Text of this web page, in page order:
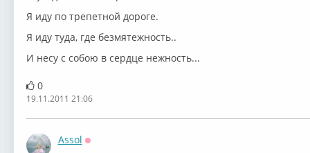
Я иду по трепетной дороге.
Я иду туда, где безмятежность..
И несу с собою в сердце нежность...
0
19.11.2011 21:06
Assol